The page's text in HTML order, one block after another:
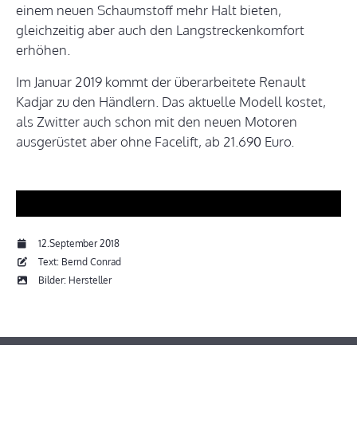
einem neuen Schaumstoff mehr Halt bieten,
gleichzeitig aber auch den Langstreckenkomfort
erhöhen.
Im Januar 2019 kommt der überarbeitete Renault
Kadjar zu den Händlern. Das aktuelle Modell kostet,
als Zwitter auch schon mit den neuen Motoren
ausgerüstet aber ohne Facelift, ab 21.690 Euro.
12.September 2018
Text: Bernd Conrad
Bilder: Hersteller